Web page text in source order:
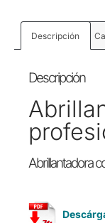
Descripción
Descripción
Abrillantadora